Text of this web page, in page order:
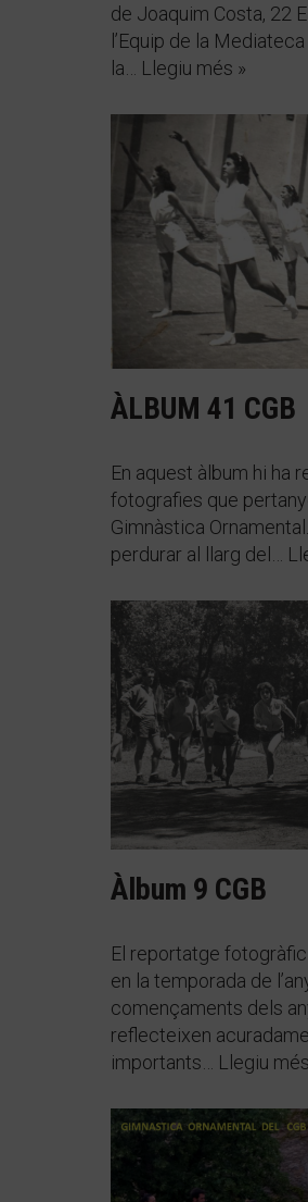
de Joaquim Costa, 22
l’Equip de la
la… Llegiu més »
ÀLBUM 41 CGB
En aquest àlbum hi ha
fotografies que
Gimnàstica
perdurar al llarg del…
Àlbum 9 CGB
El reportatge fotogràfic
en la temporada de
començaments dels
reflecteixen
importants… Llegiu